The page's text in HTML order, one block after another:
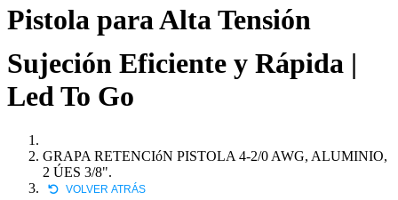
Pistola para Alta Tensión 
Sujeción Eficiente y Rápida |
Led To Go
GRAPA RETENCIóN PISTOLA 4-2/0 AWG, ALUMINIO,
2 ÚES 3/8".
VOLVER ATRÁS